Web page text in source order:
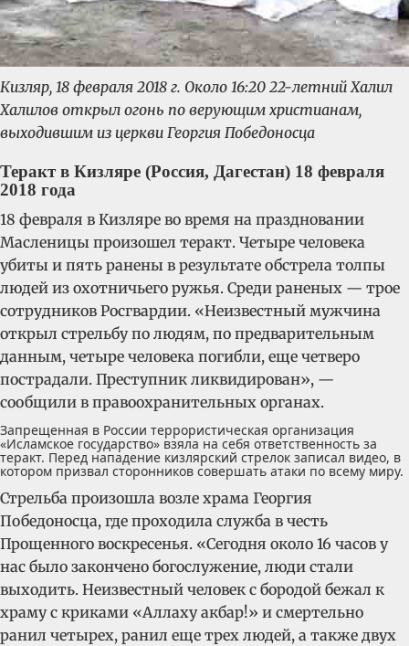
Кизляр, 18 февраля 2018 г. Около 16:20 22-летний Халил
Халилов открыл огонь по верующим христианам,
выходившим из церкви Георгия Победоносца
Теракт в Кизляре (Россия, Дагестан) 18 февраля
2018 года
18 февраля в Кизляре во время на праздновании
Масленицы произошел теракт. Четыре человека
убиты и пять ранены в результате обстрела толпы
людей из охотничьего ружья. Среди раненых — трое
сотрудников Росгвардии. «Неизвестный мужчина
открыл стрельбу по людям, по предварительным
данным, четыре человека погибли, еще четверо
пострадали. Преступник ликвидирован», —
сообщили в правоохранительных органах.
Запрещенная в России террористическая организация
«Исламское государство» взяла на себя ответственность за
теракт. Перед нападение кизлярский стрелок записал видео, в
котором призвал сторонников совершать атаки по всему миру.
Стрельба произошла возле храма Георгия
Победоносца, где проходила служба в честь
Прощенного воскресенья. «Сегодня около 16 часов у
нас было закончено богослужение, люди стали
выходить. Неизвестный человек с бородой бежал к
храму с криками «Аллаху акбар!» и смертельно
ранил четырех, ранил еще трех людей, а также двух